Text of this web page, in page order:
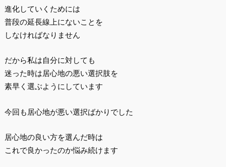
進化していくためには
普段の延長線上にないことを
しなければなりません
だから私は自分に対しても
迷った時は居心地の悪い選択肢を
素早く選ぶようにしています
今回も居心地が悪い選択ばかりでした
居心地の良い方を選んだ時は
これで良かったのか悩み続けます